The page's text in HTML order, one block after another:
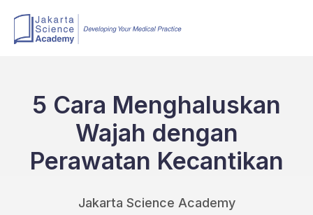
5 Cara Menghaluskan
Wajah dengan
Perawatan Kecantikan
Jakarta Science Academy